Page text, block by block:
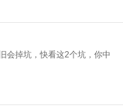
会掉坑，快看这2个坑，你中